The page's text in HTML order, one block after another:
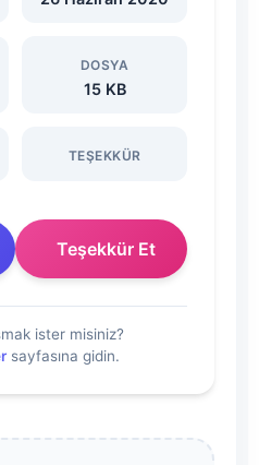
DOSYA
15 KB
TEŞEKKÜR
Teşekkür Et
ister misiniz?
sayfasına gidin.